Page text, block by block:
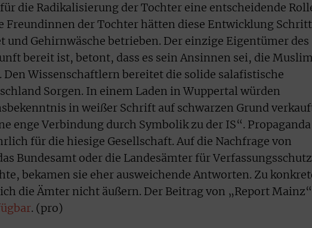
die Radikalisierung der Tochter eine entscheidende
Freundinnen der Tochter hätten diese Entwicklung Schritt
Gehirnwäsche betrieben. Der einzige Eigentümer des
bereit ist, betont, dass es sein Ansinnen sei, die
Den Wissenschaftlern bereitet die solide salafistische
Sorgen. In einem Laden in Wuppertal würden
in weißer Schrift auf schwarzen Grund
enge Verbindung durch Symbolik zu der IS“.
für die hiesige Gesellschaft. Auf die Nachfrage von
Bundesamt oder die Landesämter für Verfassungsschutz
bekamen sie eher ausweichende Antworten. Zu
die Ämter nicht äußern. Der Beitrag von „Report Mainz“
. (pro)